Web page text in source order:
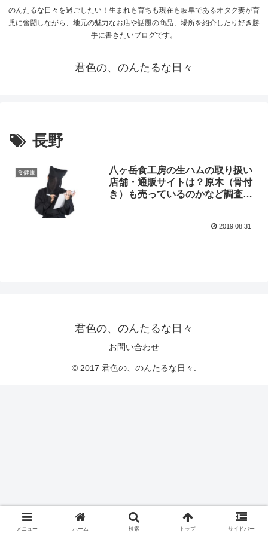
のんたるな日々を過ごしたい！生まれも育ちも現在も岐阜であるオタク妻が育
児に奮闘しながら、地元の魅力なお店や話題の商品、場所を紹介したり好き勝
手に書きたいブログです。
君色の、のんたるな日々
長野
食健康
八ヶ岳食工房の生ハムの取り扱い
店舗・通販サイトは？原木（骨付
き）も売っているのかなど調査ま
2019.08.31
君色の、のんたるな日々
お問い合わせ
© 2017 君色の、のんたるな日々.
メニュー ホーム 検索 トップ サイドバー